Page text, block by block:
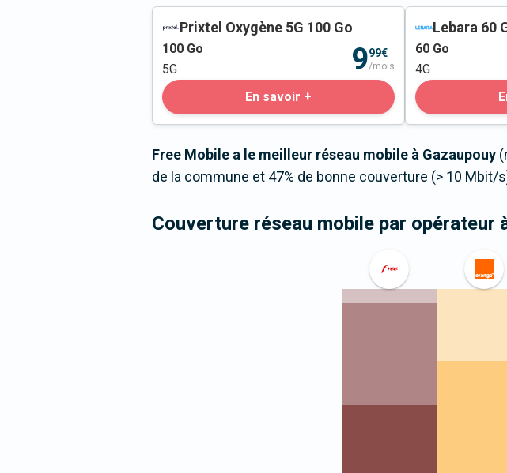
Prixtel Oxygène 5G 100 Go
100 Go
5G
999€
/mois
En savoir +
Lebara 60
60 Go
4G
Free Mobile a le meilleur réseau mobile à Gazaupouy
de la commune et 47% de bonne couverture (> 10 Mbit/
Couverture réseau mobile par opérateur